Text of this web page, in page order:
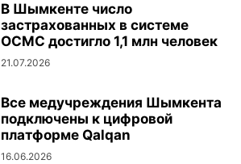
В Шымкенте число
застрахованных в системе
ОСМС достигло 1,1 млн человек
21.07.2026
Все медучреждения Шымкента
подключены к цифровой
платформе Qalqan
16.06.2026